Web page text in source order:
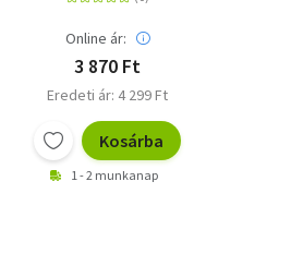
Online ár:
3 870 Ft
Eredeti ár: 4 299 Ft
Kosárba
1 - 2 munkanap